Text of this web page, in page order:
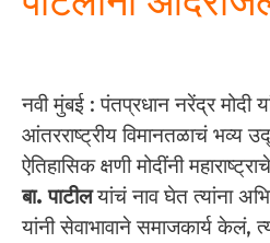
नवी मुंबई : पंतप्रधान नरेंद्र मोदी
आंतरराष्ट्रीय विमानतळाचं भव्य
ऐतिहासिक क्षणी मोदींनी
बा. पाटीलयांचं नाव घेत त्यांना
यांनी सेवाभावाने समाजकार्य केलं,